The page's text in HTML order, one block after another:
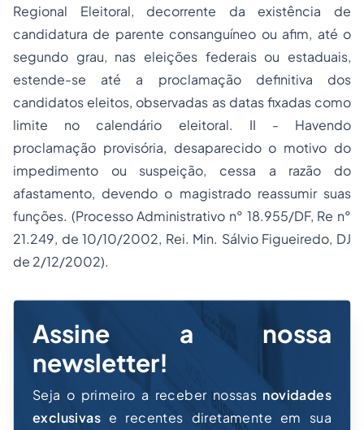
Regional Eleitoral, decorrente da existência de
candidatura de parente consanguíneo ou afim, até o
segundo grau, nas eleições federais ou estaduais,
estende-se até a proclamação definitiva dos
candidatos eleitos, observadas as datas fixadas como
limite no calendário eleitoral. II - Havendo
proclamação provisória, desaparecido o motivo do
impedimento ou suspeição, cessa a razão do
afastamento, devendo o magistrado reassumir suas
funções. (Processo Administrativo n° 18.955/DF, Re n°
21.249, de 10/10/2002, Rei. Min. Sálvio Figueiredo, DJ
de 2/12/2002).
Assine a nossa
newsletter!
Seja o primeiro a receber nossas novidades
exclusivas e recentes diretamente em sua